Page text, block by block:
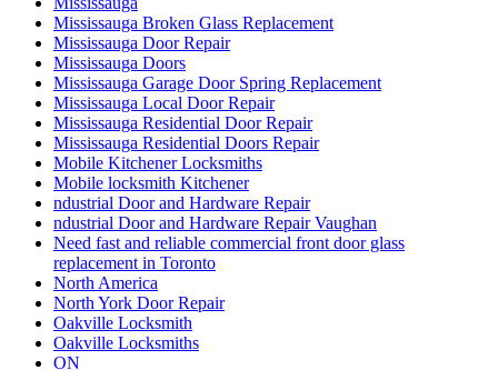
Mississauga Broken Glass Replacement
Mississauga Door Repair
Mississauga Doors
Mississauga Garage Door Spring Replacement
Mississauga Local Door Repair
Mississauga Residential Door Repair
Mississauga Residential Doors Repair
Mobile Kitchener Locksmiths
Mobile locksmith Kitchener
ndustrial Door and Hardware Repair
ndustrial Door and Hardware Repair Vaughan
Need fast and reliable commercial front door glass
replacement in Toronto
North America
North York Door Repair
Oakville Locksmith
Oakville Locksmiths
ON